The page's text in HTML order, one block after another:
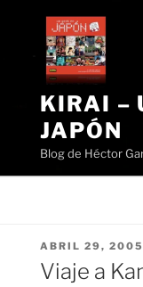
contenido
KIRAI –
JAPÓN
Blog de Héctor
PUBLICADO
EL
ABRIL 29, 2005
Viaje a